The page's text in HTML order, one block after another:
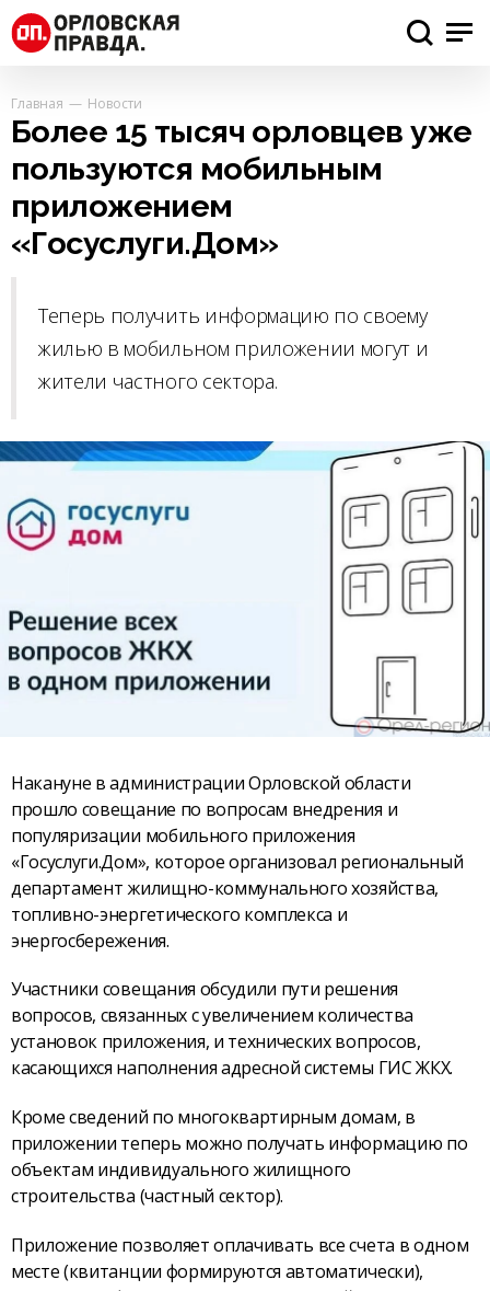
Главная Новости
Более 15 тысяч орловцев уже
пользуются мобильным
приложением
«Госуслуги.Дом»
Теперь получить информацию по своему
жилью в мобильном приложении могут и
жители частного сектора.
Накануне в администрации Орловской области
прошло совещание по вопросам внедрения и
популяризации мобильного приложения
«Госуслуги.Дом», которое организовал региональный
департамент жилищно-коммунального хозяйства,
топливно-энергетического комплекса и
энергосбережения.
Участники совещания обсудили пути решения
вопросов, связанных с увеличением количества
установок приложения, и технических вопросов,
касающихся наполнения адресной системы ГИС ЖКХ.
Кроме сведений по многоквартирным домам, в
приложении теперь можно получать информацию по
объектам индивидуального жилищного
строительства (частный сектор).
Приложение позволяет оплачивать все счета в одном
месте (квитанции формируются автоматически),